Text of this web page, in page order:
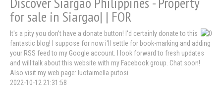
for sale in Siargao| | FOR
It's a pity you don't have a donate button! I'd certainly donate to this
fantastic blog! I suppose for now i'll settle for book-marking and adding
your RSS feed to my Google account. I look forward to fresh updates
and will talk about this website with my Facebook group. Chat soon!
Also visit my web page: luotaimella putosi
2022-10-12 21:31:58